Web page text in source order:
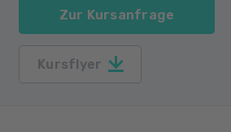
Zur Kursanfrage
Kursflyer